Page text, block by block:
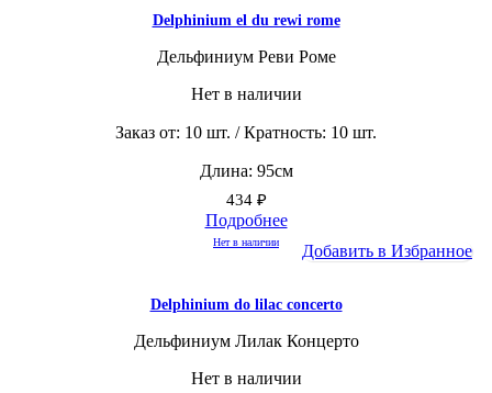
Delphinium el du rewi rome
Дельфиниум Реви Роме
Нет в наличии
Заказ от: 10 шт. / Кратность: 10 шт.
Длина: 95см
434 ₽
Подробнее
Нет в наличии Добавить в Избранное
Delphinium do lilac concerto
Дельфиниум Лилак Концерто
Нет в наличии